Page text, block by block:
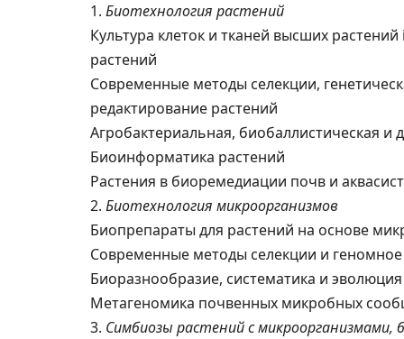
1. Биотехнология растений
Культура клеток и тканей высших
растений
Современные методы селекции,
редактирование растений
Агробактериальная, биобаллистическая
Биоинформатика растений
Растения в биоремедиации почв и
2. Биотехнология микроорганизмов
Биопрепараты для растений на основе
Современные методы селекции и
Биоразнообразие, систематика и
Метагеномика почвенных микробных
3. Симбиозы растений с микроорганизмами,